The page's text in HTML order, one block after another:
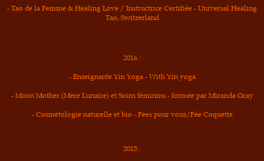
- Tao de la Femme & Healing Love / Instructrice Certifiée- Universal Healing
Tao, Switzerland
2016 :
- Enseignante Yin Yoga - With Yin yoga
- Moon Mother (Mère Lunaire) et Soins féminins - formée par Miranda Gray
- Cosmétologie naturelle et bio - Fées pour vous/Fée Coquette
2015 :